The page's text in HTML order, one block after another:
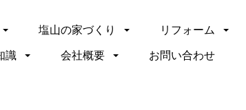
塩山の家づくり
リフォーム
識
会社概要 お問い合わせ